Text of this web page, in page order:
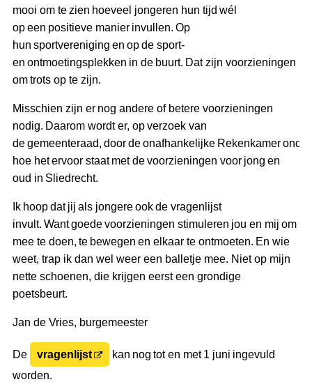
mooi om te zien hoeveel jongeren hun tijd wél
op een positieve manier invullen. Op
hun sportvereniging en op de sport-
en ontmoetingsplekken in de buurt. Dat zijn voorzieningen
om trots op te zijn.
Misschien zijn er nog andere of betere voorzieningen
nodig. Daarom wordt er, op verzoek van
de gemeenteraad, door de onafhankelijke Rekenkamer
hoe het ervoor staat met de voorzieningen voor jong en
oud in Sliedrecht.
Ik hoop dat jij als jongere ook de vragenlijst
invult. Want goede voorzieningen stimuleren jou en mij om
mee te doen, te bewegen en elkaar te ontmoeten. En wie
weet, trap ik dan wel weer een balletje mee. Niet op mijn
nette schoenen, die krijgen eerst een grondige
poetsbeurt.
Jan de Vries, burgemeester
De vragenlijst
kan nog tot en met 1 juni ingevuld
worden.